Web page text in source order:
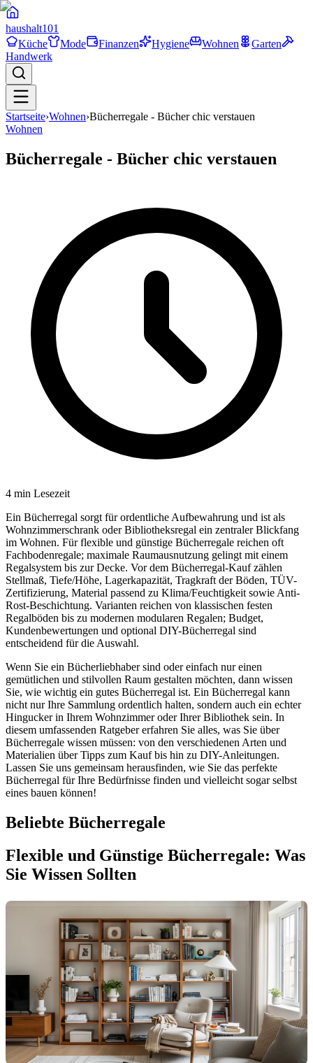
haushalt101
Küche
Mode Finanzen Hygiene Wohnen
Garten
Handwerk
Startseite›Wohnen›Bücherregale - Bücher chic verstauen
Wohnen
Bücherregale - Bücher chic verstauen
4 min Lesezeit
Ein Bücherregal sorgt für ordentliche Aufbewahrung und ist als
Wohnzimmerschrank oder Bibliotheksregal ein zentraler Blickfang
im Wohnen. Für flexible und günstige Bücherregale reichen oft
Fachbodenregale; maximale Raumausnutzung gelingt mit einem
Regalsystem bis zur Decke. Vor dem Bücherregal-Kauf zählen
Stellmaß, Tiefe/Höhe, Lagerkapazität, Tragkraft der Böden, TÜV-
Zertifizierung, Material passend zu Klima/Feuchtigkeit sowie Anti-
Rost-Beschichtung. Varianten reichen von klassischen festen
Regalböden bis zu modernen modularen Regalen; Budget,
Kundenbewertungen und optional DIY-Bücherregal sind
entscheidend für die Auswahl.
Wenn Sie ein Bücherliebhaber sind oder einfach nur einen
gemütlichen und stilvollen Raum gestalten möchten, dann wissen
Sie, wie wichtig ein gutes Bücherregal ist. Ein Bücherregal kann
nicht nur Ihre Sammlung ordentlich halten, sondern auch ein echter
Hingucker in Ihrem Wohnzimmer oder Ihrer Bibliothek sein. In
diesem umfassenden Ratgeber erfahren Sie alles, was Sie über
Bücherregale wissen müssen: von den verschiedenen Arten und
Materialien über Tipps zum Kauf bis hin zu DIY-Anleitungen.
Lassen Sie uns gemeinsam herausfinden, wie Sie das perfekte
Bücherregal für Ihre Bedürfnisse finden und vielleicht sogar selbst
eines bauen können!
Beliebte Bücherregale
Flexible und Günstige Bücherregale: Was
Sie Wissen Sollten